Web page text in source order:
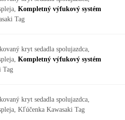
Kompletný výfukový systém
Tag
kryt sedadla spolujazdca,
Kompletný výfukový systém
Tag
kryt sedadla spolujazdca,
Kľúčenka Kawasaki Tag